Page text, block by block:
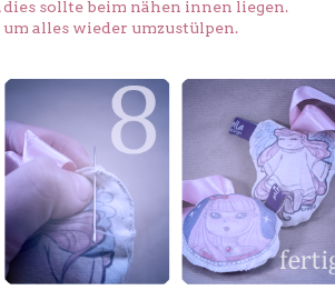
sollte beim nähen innen liegen.
alles wieder umzustülpen.